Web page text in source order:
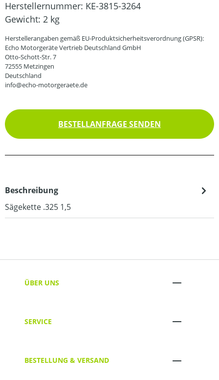
Herstellernummer: KE-3815-3264
Gewicht: 2 kg
Herstellerangaben gemäß EU-Produktsicherheitsverordnung (GPSR):
Echo Motorgeräte Vertrieb Deutschland GmbH
Otto-Schott-Str. 7
72555 Metzingen
Deutschland
info@echo-motorgeraete.de
BESTELLANFRAGE SENDEN
Beschreibung
Sägekette .325 1,5
ÜBER UNS
SERVICE
BESTELLUNG & VERSAND